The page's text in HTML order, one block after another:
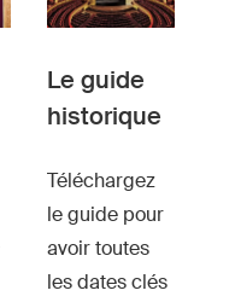
Le guide
historique
Téléchargez
le guide pour
avoir toutes
les dates clés